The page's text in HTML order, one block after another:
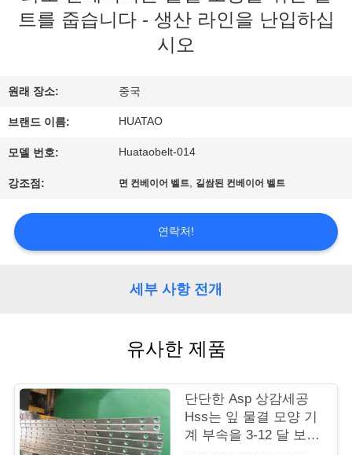
공
장
여
행
품
연
락
트를 줍습니다 - 생산 라인을 난입하십
시오
원래 장소: 중국
브랜드 이름: HUATAO
모델 번호: Huataobelt-014
강조점: 면 컨베이어 벨트, 길쌈된 컨베이어 벨트
연락처!
세부 사항 전개
유사한 제품
단단한 Asp 상감세공
Hss는 잎 물결 모양 기
계 부속을 3-12 달 보장